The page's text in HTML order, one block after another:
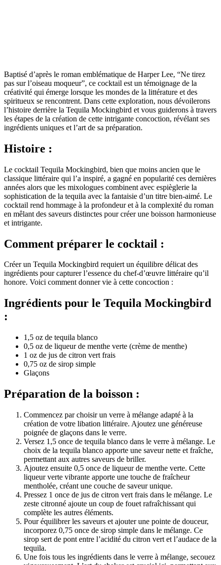
Baptisé d’après le roman emblématique de Harper Lee, “Ne tirez
pas sur l’oiseau moqueur”, ce cocktail est un témoignage de la
créativité qui émerge lorsque les mondes de la littérature et des
spiritueux se rencontrent. Dans cette exploration, nous dévoilerons
l’histoire derrière la Tequila Mockingbird et vous guiderons à travers
les étapes de la création de cette intrigante concoction, révélant ses
ingrédients uniques et l’art de sa préparation.
Histoire :
Le cocktail Tequila Mockingbird, bien que moins ancien que le
classique littéraire qui l’a inspiré, a gagné en popularité ces dernières
années alors que les mixologues combinent avec espièglerie la
sophistication de la tequila avec la fantaisie d’un titre bien-aimé. Le
cocktail rend hommage à la profondeur et à la complexité du roman
en mêlant des saveurs distinctes pour créer une boisson harmonieuse
et intrigante.
Comment préparer le cocktail :
Créer un Tequila Mockingbird requiert un équilibre délicat des
ingrédients pour capturer l’essence du chef-d’œuvre littéraire qu’il
honore. Voici comment donner vie à cette concoction :
Ingrédients pour le Tequila Mockingbird
:
1,5 oz de tequila blanco
0,5 oz de liqueur de menthe verte (crème de menthe)
1 oz de jus de citron vert frais
0,75 oz de sirop simple
Glaçons
Préparation de la boisson :
Commencez par choisir un verre à mélange adapté à la
création de votre libation littéraire. Ajoutez une généreuse
poignée de glaçons dans le verre.
Versez 1,5 once de tequila blanco dans le verre à mélange. Le
choix de la tequila blanco apporte une saveur nette et fraîche,
permettant aux autres saveurs de briller.
Ajoutez ensuite 0,5 once de liqueur de menthe verte. Cette
liqueur verte vibrante apporte une touche de fraîcheur
mentholée, créant une couche de saveur unique.
Pressez 1 once de jus de citron vert frais dans le mélange. Le
zeste citronné ajoute un coup de fouet rafraîchissant qui
complète les autres éléments.
Pour équilibrer les saveurs et ajouter une pointe de douceur,
incorporez 0,75 once de sirop simple dans le mélange. Ce
sirop sert de pont entre l’acidité du citron vert et l’audace de la
tequila.
Une fois tous les ingrédients dans le verre à mélange, secouez